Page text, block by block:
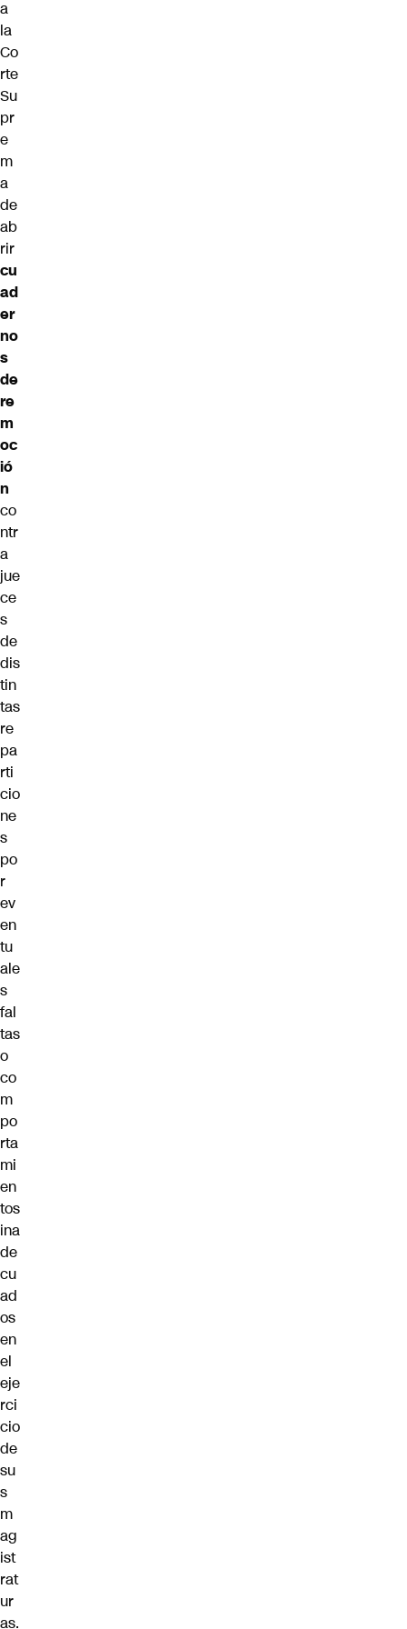
a
la
Co
rte
Su
pr
e
m
a
de
ab
rir
cu
ad
er
no
s
de
re
m
oc
ió
n
co
ntr
a
jue
ce
s
de
dis
tin
tas
re
pa
rti
cio
ne
s
po
r
ev
en
tu
ale
s
fal
tas
o
co
m
po
rta
mi
en
tos
ina
de
cu
ad
os
en
el
eje
rci
cio
de
su
s
m
ag
ist
rat
ur
as.